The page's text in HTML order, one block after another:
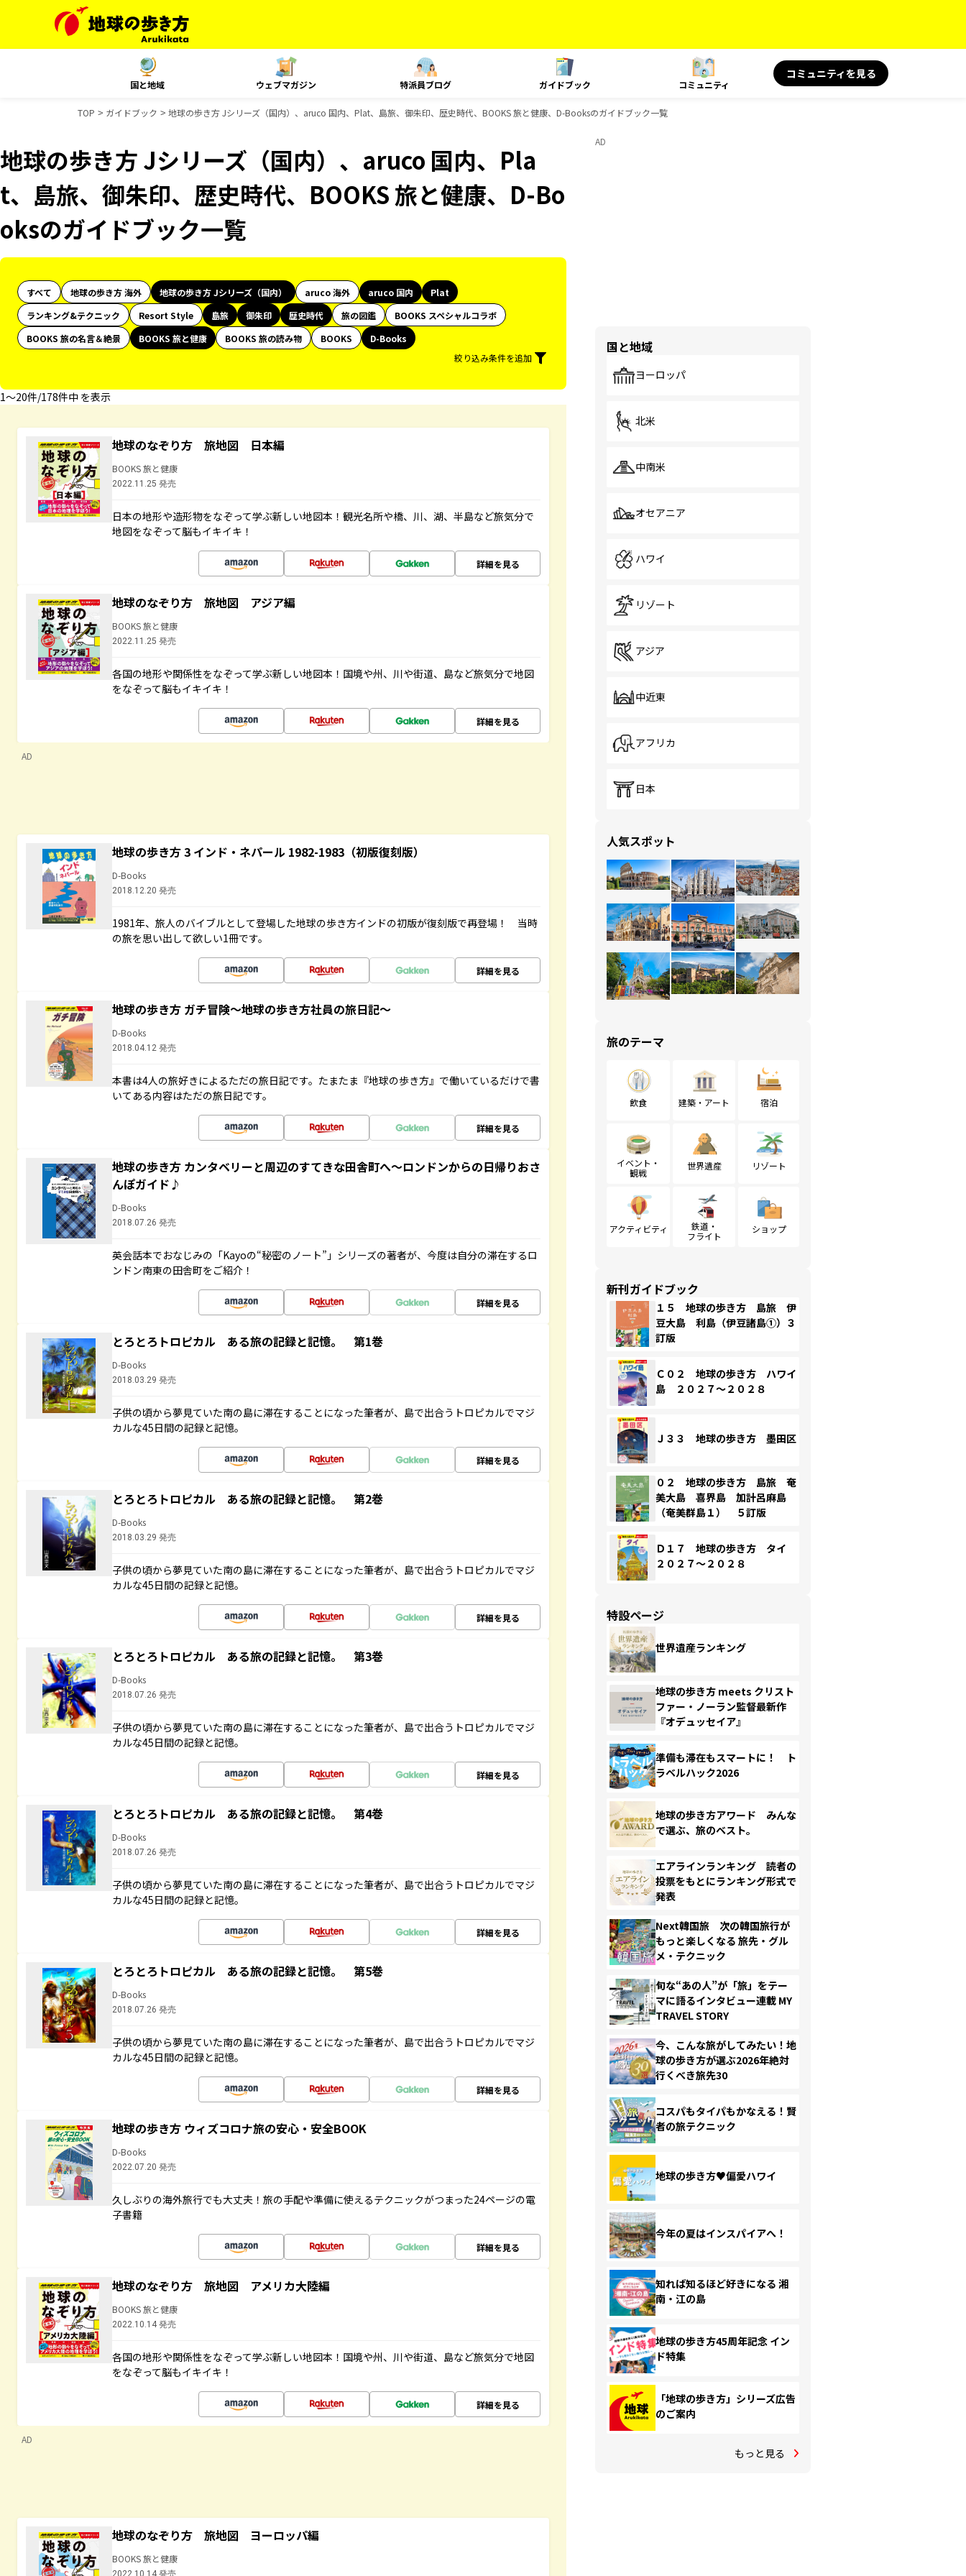
国と地域 ウェブマガジン 特派員ブログ ガイドブック コミュニティ
コミュニティを見る
TOP ガイドブック 地球の歩き方 Jシリーズ（国内）、aruco 国内、Plat、島旅、御朱印、歴史時代、BOOKS 旅と健康、D-Booksのガイドブック一覧
地球の歩き方 Jシリーズ（国内）、aruco 国内、Pla
t、島旅、御朱印、歴史時代、BOOKS 旅と健康、D-Bo
oksのガイドブック一覧
すべて 地球の歩き方 海外 地球の歩き方 Jシリーズ（国内） aruco 海外 aruco 国内
Plat
ランキング&テクニック
Resort Style 島旅 御朱印 歴史時代 旅の図鑑
BOOKS スペシャルコラボ
BOOKS 旅の名言＆絶景
BOOKS 旅と健康 BOOKS 旅の読み物 BOOKS
D-Books
絞り込み条件を追加
1〜20件/178件中 を表示
地球のなぞり方 旅地図 日本編
BOOKS 旅と健康
2022.11.25 発売
日本の地形や造形物をなぞって学ぶ新しい地図本！観光名所や橋、川、湖、半島など旅気分で
地図をなぞって脳もイキイキ！
詳細を見る
地球のなぞり方 旅地図 アジア編
BOOKS 旅と健康
2022.11.25 発売
各国の地形や関係性をなぞって学ぶ新しい地図本！国境や州、川や街道、島など旅気分で地図
をなぞって脳もイキイキ！
詳細を見る
AD
地球の歩き方 3 インド・ネパール 1982-1983（初版復刻版）
D-Books
2018.12.20 発売
1981年、旅人のバイブルとして登場した地球の歩き方インドの初版が復刻版で再登場！ 当時
の旅を思い出して欲しい1冊です。
詳細を見る
地球の歩き方 ガチ冒険～地球の歩き方社員の旅日記～
D-Books
2018.04.12 発売
本書は4人の旅好きによるただの旅日記です。たまたま『地球の歩き方』で働いているだけで書
いてある内容はただの旅日記です。
詳細を見る
地球の歩き方 カンタベリーと周辺のすてきな田舎町へ～ロンドンからの日帰りおさ
んぽガイド♪
D-Books
2018.07.26 発売
英会話本でおなじみの「Kayoの“秘密のノート”」シリーズの著者が、今度は自分の滞在するロ
ンドン南東の田舎町をご紹介！
詳細を見る
とろとろトロピカル ある旅の記録と記憶。 第1巻
D-Books
2018.03.29 発売
子供の頃から夢見ていた南の島に滞在することになった筆者が、島で出合うトロピカルでマジ
カルな45日間の記録と記憶。
詳細を見る
とろとろトロピカル ある旅の記録と記憶。 第2巻
D-Books
2018.03.29 発売
子供の頃から夢見ていた南の島に滞在することになった筆者が、島で出合うトロピカルでマジ
カルな45日間の記録と記憶。
詳細を見る
とろとろトロピカル ある旅の記録と記憶。 第3巻
D-Books
2018.07.26 発売
子供の頃から夢見ていた南の島に滞在することになった筆者が、島で出合うトロピカルでマジ
カルな45日間の記録と記憶。
詳細を見る
とろとろトロピカル ある旅の記録と記憶。 第4巻
D-Books
2018.07.26 発売
子供の頃から夢見ていた南の島に滞在することになった筆者が、島で出合うトロピカルでマジ
カルな45日間の記録と記憶。
詳細を見る
とろとろトロピカル ある旅の記録と記憶。 第5巻
D-Books
2018.07.26 発売
子供の頃から夢見ていた南の島に滞在することになった筆者が、島で出合うトロピカルでマジ
カルな45日間の記録と記憶。
詳細を見る
地球の歩き方 ウィズコロナ旅の安心・安全BOOK
D-Books
2022.07.20 発売
久しぶりの海外旅行でも大丈夫！旅の手配や準備に使えるテクニックがつまった24ページの電
子書籍
詳細を見る
地球のなぞり方 旅地図 アメリカ大陸編
BOOKS 旅と健康
2022.10.14 発売
各国の地形や関係性をなぞって学ぶ新しい地図本！国境や州、川や街道、島など旅気分で地図
をなぞって脳もイキイキ！
詳細を見る
AD
地球のなぞり方 旅地図 ヨーロッパ編
BOOKS 旅と健康
2022.10.14 発売
AD
国と地域
ヨーロッパ
北米
中南米
オセアニア
ハワイ
リゾート
アジア
中近東
アフリカ
日本
人気スポット
旅のテーマ
飲食 建築・アート 宿泊
イベント・
観戦
世界遺産 リゾート
アクティビティ
鉄道・
フライト
ショップ
新刊ガイドブック
１５ 地球の歩き方 島旅 伊
豆大島 利島（伊豆諸島①）３
訂版
Ｃ０２ 地球の歩き方 ハワイ
島 ２０２７～２０２８
Ｊ３３ 地球の歩き方 墨田区
０２ 地球の歩き方 島旅 奄
美大島 喜界島 加計呂麻島
（奄美群島１） ５訂版
Ｄ１７ 地球の歩き方 タイ
２０２７～２０２８
特設ページ
世界遺産ランキング
地球の歩き方 meets クリスト
ファー・ノーラン監督最新作
『オデュッセイア』
準備も滞在もスマートに！ ト
ラベルハック2026
地球の歩き方アワード みんな
で選ぶ、旅のベスト。
エアラインランキング 読者の
投票をもとにランキング形式で
発表
Next韓国旅 次の韓国旅行が
もっと楽しくなる 旅先・グル
メ・テクニック
旬な“あの人”が「旅」をテー
マに語るインタビュー連載 MY
TRAVEL STORY
今、こんな旅がしてみたい！地
球の歩き方が選ぶ2026年絶対
行くべき旅先30
コスパもタイパもかなえる！賢
者の旅テクニック
地球の歩き方♥偏愛ハワイ
今年の夏はインスパイアへ！
知れば知るほど好きになる 湘
南・江の島
地球の歩き方45周年記念 イン
ド特集
「地球の歩き方」シリーズ広告
のご案内
もっと見る